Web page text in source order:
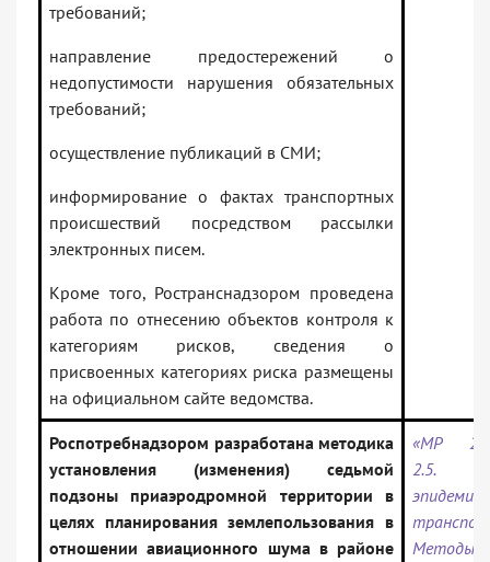
требований;
направление предостережений о
недопустимости нарушения обязательных
требований;
осуществление публикаций в СМИ;
информирование о фактах транспортных
происшествий посредством рассылки
электронных писем.
Кроме того, Ространснадзором проведена
работа по отнесению объектов контроля к
категориям рисков, сведения о
присвоенных категориях риска размещены
на официальном сайте ведомства.
Роспотребнадзором разработана методика
установления (изменения) седьмой
подзоны приаэродромной территории в
целях планирования землепользования в
отношении авиационного шума в районе
«МР 2.5/
2.5.
Методы